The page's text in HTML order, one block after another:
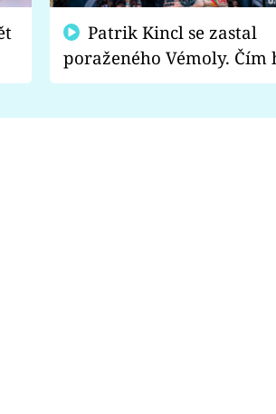
poraženého Vémoly. Čím
fanoušci naštvali?